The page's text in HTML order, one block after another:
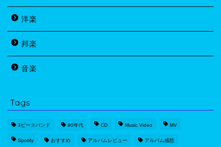
洋楽
邦楽
音楽
Tags
3ピースバンド 90年代 CD Music Video MV
Spotify おすすめ アルバムレビュー アルバム感想